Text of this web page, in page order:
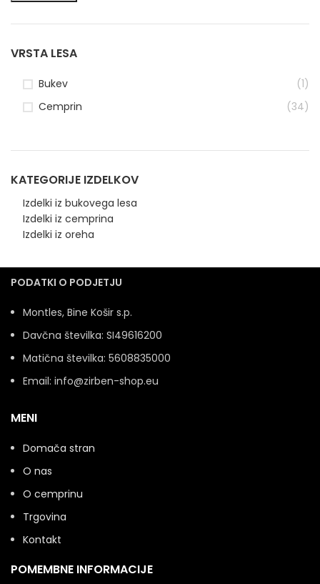
VRSTA LESA
Bukev
(1)
Cemprin
(34)
KATEGORIJE IZDELKOV
Izdelki iz bukovega lesa
Izdelki iz cemprina
Izdelki iz oreha
PODATKI O PODJETJU
Montles, Bine Košir s.p.
Davčna številka: SI49616200
Matična številka: 5608835000
Email: info@zirben-shop.eu
MENI
Domača stran
O nas
O cemprinu
Trgovina
Kontakt
POMEMBNE INFORMACIJE